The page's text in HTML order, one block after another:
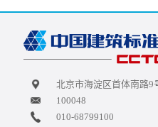
北京市海淀区首体南路9
100048
010-68799100